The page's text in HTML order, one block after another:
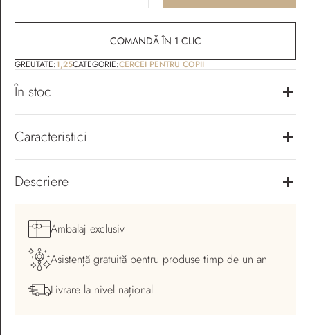
COMANDĂ ÎN 1 CLIC
GREUTATE:1,25CATEGORIE:CERCEI PENTRU COPII
În stoc
Caracteristici
Descriere
Ambalaj exclusiv
Asistență gratuită pentru produse timp de un an
Livrare la nivel național